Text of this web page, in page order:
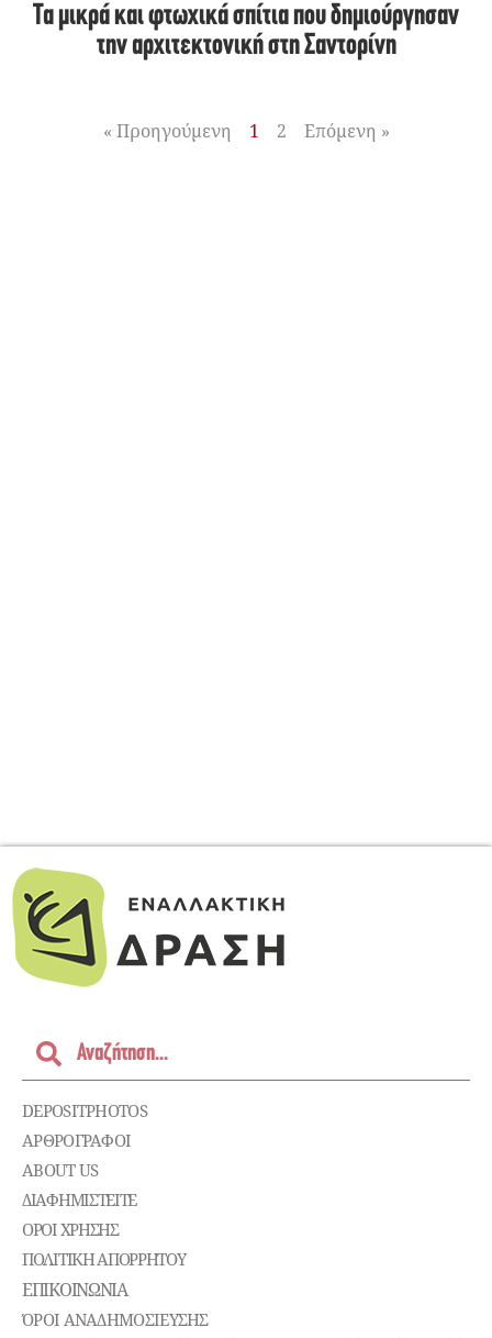
Τα μικρά και φτωχικά σπίτια που δημιούργησαν
την αρχιτεκτονική στη Σαντορίνη
« Προηγούμενη 1 2 Επόμενη »
DEPOSITPHOTOS
ΑΡΘΡΟΓΡΑΦΟΙ
ABOUT US
ΔΙΑΦΗΜΙΣΤΕΊΤΕ
ΌΡΟΙ ΧΡΉΣΗΣ
ΠΟΛΙΤΙΚΉ ΑΠΟΡΡΉΤΟΥ
ΕΠΙΚΟΙΝΩΝΊΑ
ΌΡΟΙ ΑΝΑΔΗΜΟΣΙΕΥΣΗΣ